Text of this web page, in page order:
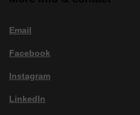
Email
Facebook
Instagram
LinkedIn